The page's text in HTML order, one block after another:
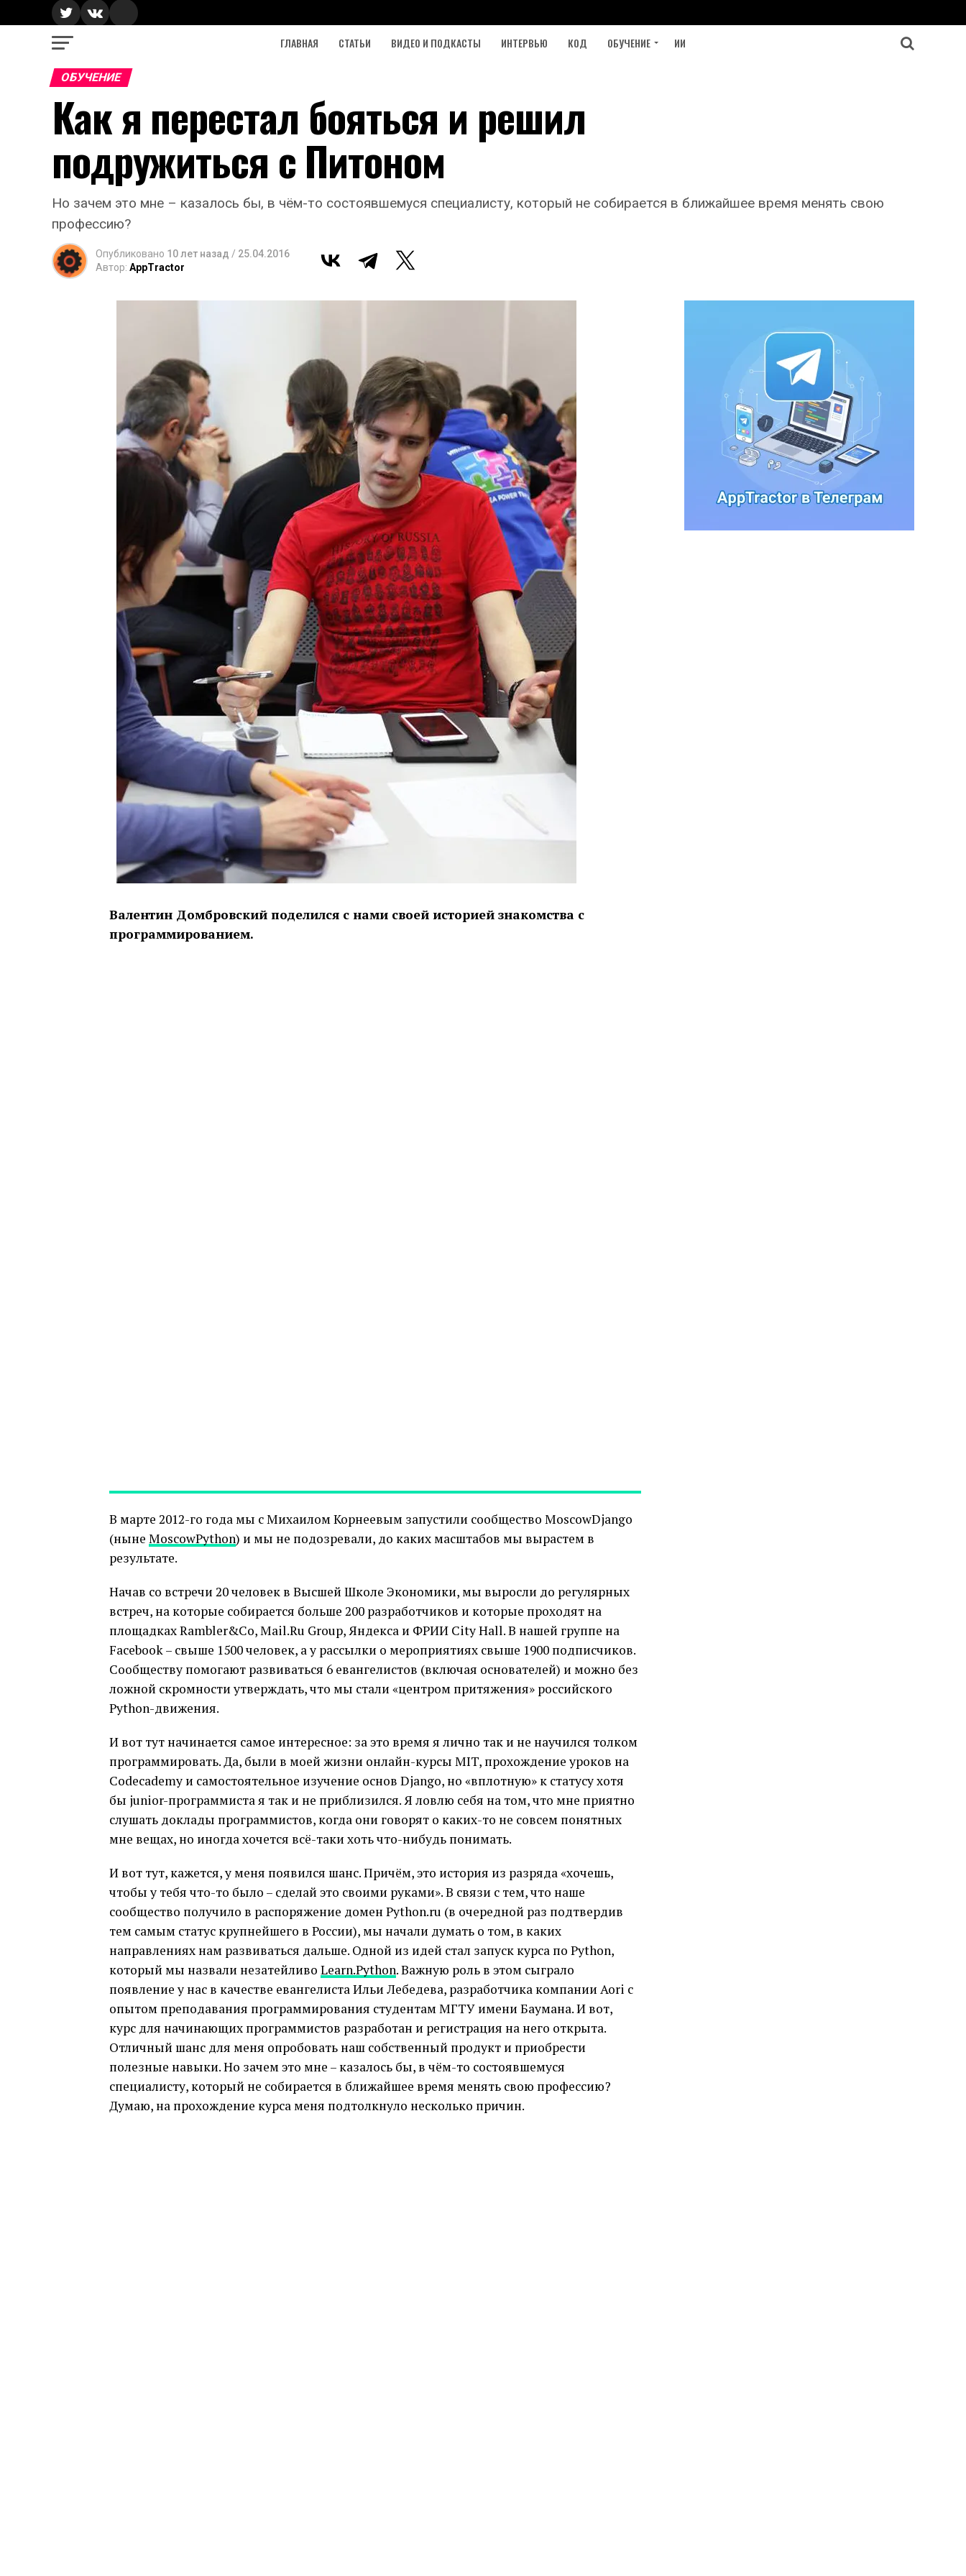
ГЛАВНАЯ СТАТЬИ ВИДЕО И ПОДКАСТЫ ИНТЕРВЬЮ КОД ОБУЧЕНИЕ ИИ
ОБУЧЕНИЕ
Как я перестал бояться и решил
подружиться с Питоном
Но зачем это мне – казалось бы, в чём-то состоявшемуся специалисту, который не собирается в ближайшее время менять свою
профессию?
Опубликовано 10 лет назад / 25.04.2016
Автор: AppTractor
Валентин Домбровский поделился с нами своей историей знакомства с
программированием.
В марте 2012-го года мы с Михаилом Корнеевым запустили сообщество MoscowDjango
(ныне MoscowPython) и мы не подозревали, до каких масштабов мы вырастем в
результате.
Начав со встречи 20 человек в Высшей Школе Экономики, мы выросли до регулярных
встреч, на которые собирается больше 200 разработчиков и которые проходят на
площадках Rambler&Co, Mail.Ru Group, Яндекса и ФРИИ City Hall. В нашей группе на
Facebook – свыше 1500 человек, а у рассылки о мероприятиях свыше 1900 подписчиков.
Сообществу помогают развиваться 6 евангелистов (включая основателей) и можно без
ложной скромности утверждать, что мы стали «центром притяжения» российского
Python-движения.
И вот тут начинается самое интересное: за это время я лично так и не научился толком
программировать. Да, были в моей жизни онлайн-курсы MIT, прохождение уроков на
Codecademy и самостоятельное изучение основ Django, но «вплотную» к статусу хотя
бы junior-программиста я так и не приблизился. Я ловлю себя на том, что мне приятно
слушать доклады программистов, когда они говорят о каких-то не совсем понятных
мне вещах, но иногда хочется всё-таки хоть что-нибудь понимать.
И вот тут, кажется, у меня появился шанс. Причём, это история из разряда «хочешь,
чтобы у тебя что-то было – сделай это своими руками». В связи с тем, что наше
сообщество получило в распоряжение домен Python.ru (в очередной раз подтвердив
тем самым статус крупнейшего в России), мы начали думать о том, в каких
направлениях нам развиваться дальше. Одной из идей стал запуск курса по Python,
который мы назвали незатейливо Learn.Python. Важную роль в этом сыграло
появление у нас в качестве евангелиста Ильи Лебедева, разработчика компании Aori с
опытом преподавания программирования студентам МГТУ имени Баумана. И вот,
курс для начинающих программистов разработан и регистрация на него открыта.
Отличный шанс для меня опробовать наш собственный продукт и приобрести
полезные навыки. Но зачем это мне – казалось бы, в чём-то состоявшемуся
специалисту, который не собирается в ближайшее время менять свою профессию?
Думаю, на прохождение курса меня подтолкнуло несколько причин.